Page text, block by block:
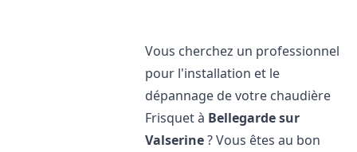
Vous cherchez un professionnel
pour l'installation et le
dépannage de votre chaudière
Frisquet à Bellegarde sur
Valserine? Vous êtes au bon